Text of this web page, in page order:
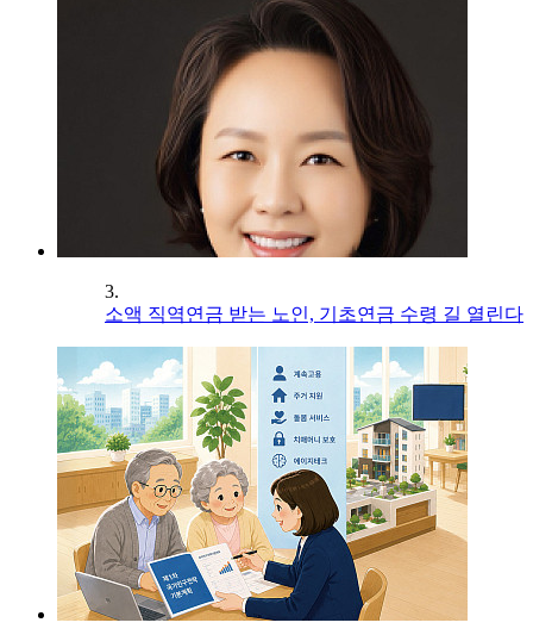
3.
소액 직역연금 받는 노인, 기초연금 수령 길 열린다